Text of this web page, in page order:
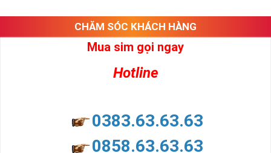
CHĂM SÓC KHÁCH HÀNG
Mua sim gọi ngay
Hotline
0383.63.63.63
0858.63.63.63